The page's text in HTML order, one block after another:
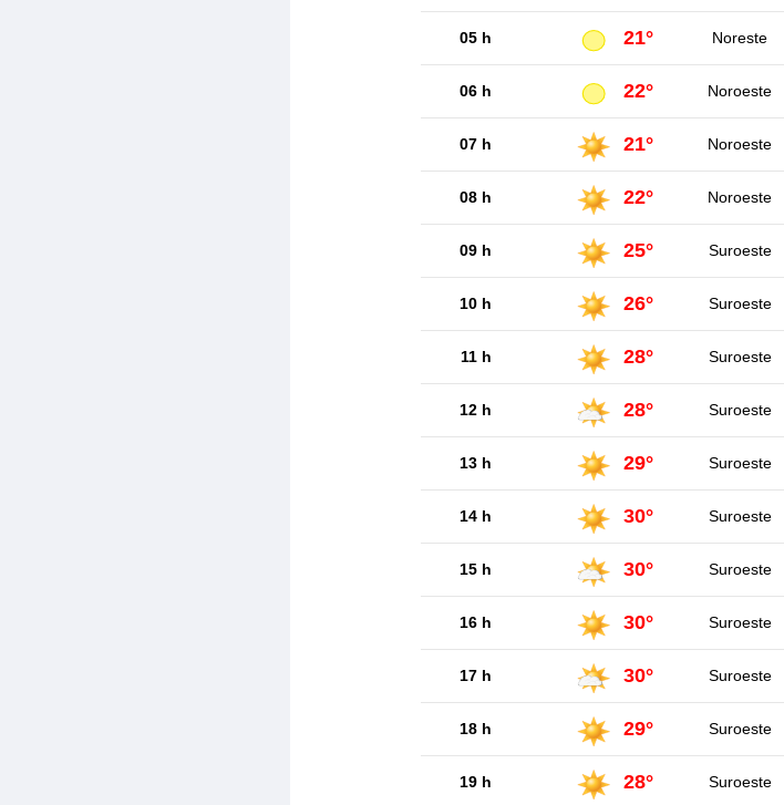
05 h 21° Noreste
06 h 22° Noroeste
07 h 21° Noroeste
08 h 22° Noroeste
09 h 25° Suroeste
10 h 26° Suroeste
11 h 28° Suroeste
12 h 28° Suroeste
13 h 29° Suroeste
14 h 30° Suroeste
15 h 30° Suroeste
16 h 30° Suroeste
17 h 30° Suroeste
18 h 29° Suroeste
19 h 28° Suroeste